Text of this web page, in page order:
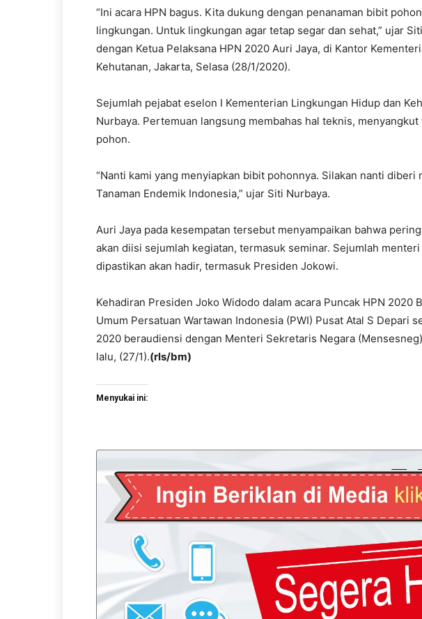
“Ini acara HPN bagus. Kita dukung dengan penanaman bibit
lingkungan. Untuk lingkungan agar tetap segar dan sehat,” ujar
dengan Ketua Pelaksana HPN 2020 Auri Jaya, di Kantor
Kehutanan, Jakarta, Selasa (28/1/2020).
Sejumlah pejabat eselon I Kementerian Lingkungan Hidup dan
Nurbaya. Pertemuan langsung membahas hal teknis,
pohon.
“Nanti kami yang menyiapkan bibit pohonnya. Silakan nanti diberi
Tanaman Endemik Indonesia,” ujar Siti Nurbaya.
Auri Jaya pada kesempatan tersebut menyampaikan bahwa
akan diisi sejumlah kegiatan, termasuk seminar. Sejumlah
dipastikan akan hadir, termasuk Presiden Jokowi.
Kehadiran Presiden Joko Widodo dalam acara Puncak HPN 2020
Umum Persatuan Wartawan Indonesia (PWI) Pusat Atal S Depari
2020 beraudiensi dengan Menteri Sekretaris Negara
lalu, (27/1).(rls/bm)
Menyukai ini: